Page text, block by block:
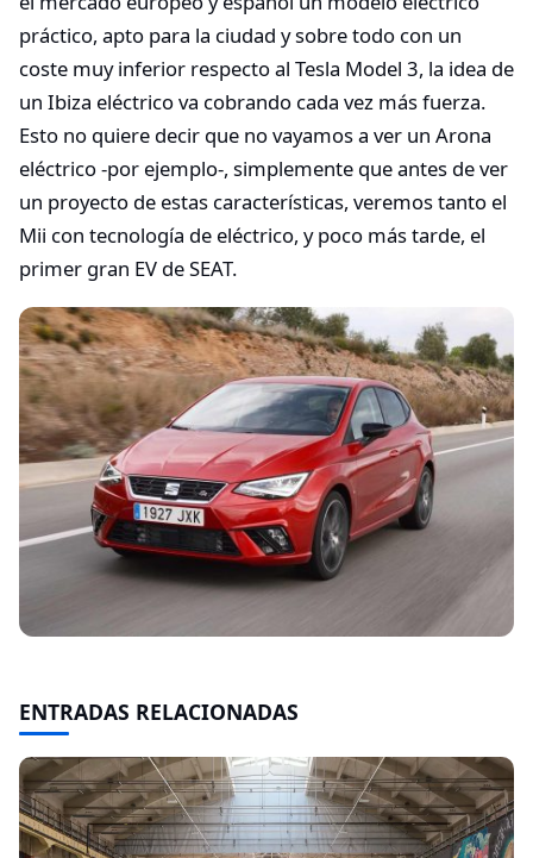
práctico, apto para la ciudad y sobre todo con un
coste muy inferior respecto al Tesla Model 3, la idea de
un Ibiza eléctrico va cobrando cada vez más fuerza.
Esto no quiere decir que no vayamos a ver un Arona
eléctrico -por ejemplo-, simplemente que antes de ver
un proyecto de estas características, veremos tanto el
Mii con tecnología de eléctrico, y poco más tarde, el
primer gran EV de SEAT.
ENTRADAS RELACIONADAS